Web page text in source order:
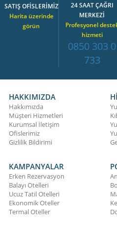
SATIŞ OFİSLERİMİZ
Harita üzerinde
görün
24 SAAT ÇAĞRI
MERKEZİ
Profesyonel
hizmeti
0850 303 0
733
HAKKIMIZDA
Hakkımızda
Müşteri Hizmetleri
Kurumsal İletişim
Ofislerimiz
Gizlilik Bildirimi
KAMPANYALAR
Erken Rezervasyon
Balayı Otelleri
Ucuz Tatil Otelleri
Ekonomik Oteller
Termal Oteller